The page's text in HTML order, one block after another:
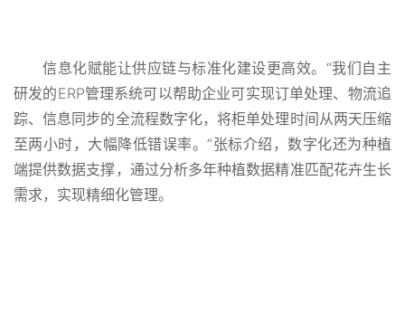
信息化赋能让供应链与标准化建设更高效。“我们自主
研发的ERP管理系统可以帮助企业可实现订单处理、物流追
踪、信息同步的全流程数字化，将柜单处理时间从两天压缩
至两小时，大幅降低错误率。”张标介绍，数字化还为种植
端提供数据支撑，通过分析多年种植数据精准匹配花卉生长
需求，实现精细化管理。